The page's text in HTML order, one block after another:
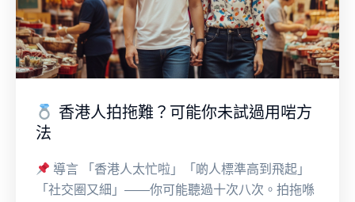
香港人拍拖難？可能你未試過用啱方
法
導言 「香港人太忙啦」「啲人標準高到飛起」
「社交圈又細」——你可能聽過十次八次。拍拖喺